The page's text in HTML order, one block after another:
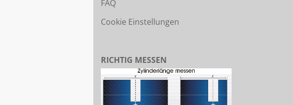
FAQ
Cookie Einstellungen
RICHTIG MESSEN